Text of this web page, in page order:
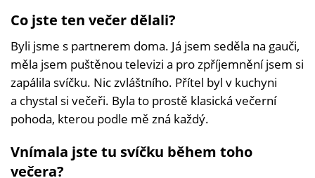
Co jste ten večer dělali?
Byli jsme s partnerem doma. Já jsem seděla na gauči,
měla jsem puštěnou televizi a pro zpříjemnění jsem si
zapálila svíčku. Nic zvláštního. Přítel byl v kuchyni
a chystal si večeři. Byla to prostě klasická večerní
pohoda, kterou podle mě zná každý.
Vnímala jste tu svíčku během toho
večera?